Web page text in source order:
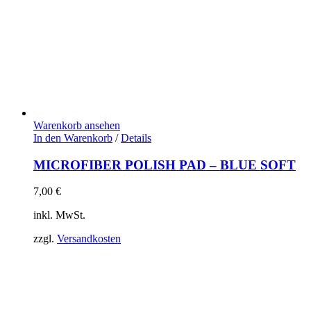
Warenkorb ansehen
In den Warenkorb / Details
MICROFIBER POLISH PAD – BLUE SOFT
7,00 €
inkl. MwSt.
zzgl. Versandkosten